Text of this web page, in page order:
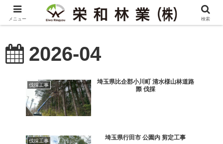
2026-04
伐採工事
埼玉県比企郡小川町 清水様山林道路
際 伐採
伐採工事 埼玉県行田市 公園内 剪定工事
メニュー 検索